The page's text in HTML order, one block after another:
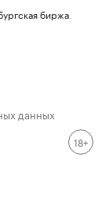
биржа
данных
18+